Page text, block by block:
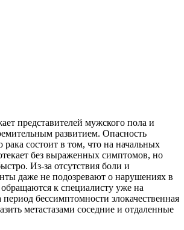
представителей мужского пола и
развитием. Опасность
рака состоит в том, что на начальных
без выраженных симптомов, но
Из-за отсутствия боли и
даже не подозревают о нарушениях в
к специалисту уже на
период бессимптомности злокачественная
метастазами соседние и отдаленные